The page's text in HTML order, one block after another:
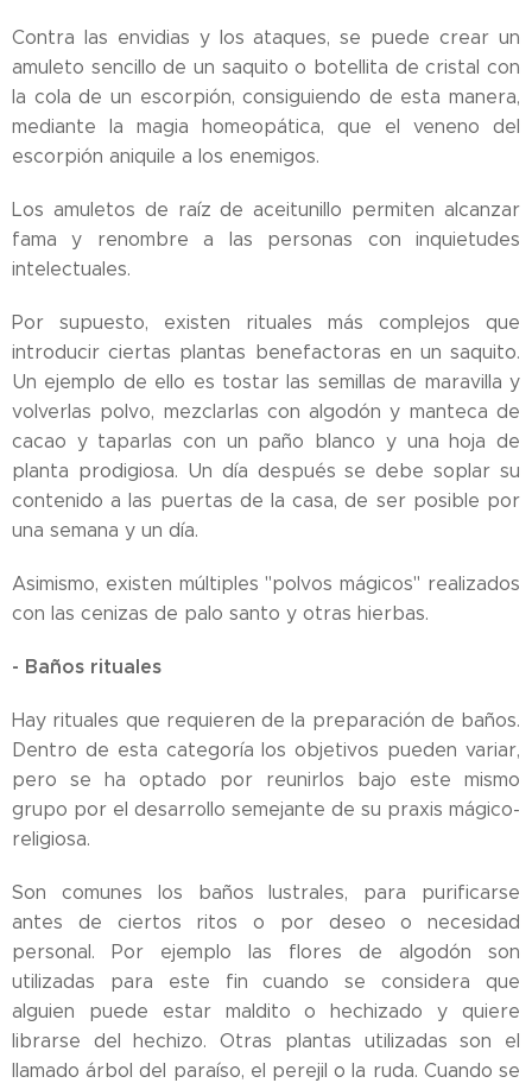
Contra las envidias y los ataques, se puede crear un
amuleto sencillo de un saquito o botellita de cristal con
la cola de un escorpión, consiguiendo de esta manera,
mediante la magia homeopática, que el veneno del
escorpión aniquile a los enemigos.
Los amuletos de raíz de aceitunillo permiten alcanzar
fama y renombre a las personas con inquietudes
intelectuales.
Por supuesto, existen rituales más complejos que
introducir ciertas plantas benefactoras en un saquito.
Un ejemplo de ello es tostar las semillas de maravilla y
volverlas polvo, mezclarlas con algodón y manteca de
cacao y taparlas con un paño blanco y una hoja de
planta prodigiosa. Un día después se debe soplar su
contenido a las puertas de la casa, de ser posible por
una semana y un día.
Asimismo, existen múltiples "polvos mágicos" realizados
con las cenizas de palo santo y otras hierbas.
- Baños rituales
Hay rituales que requieren de la preparación de baños.
Dentro de esta categoría los objetivos pueden variar,
pero se ha optado por reunirlos bajo este mismo
grupo por el desarrollo semejante de su praxis mágico-
religiosa.
Son comunes los baños lustrales, para purificarse
antes de ciertos ritos o por deseo o necesidad
personal. Por ejemplo las flores de algodón son
utilizadas para este fin cuando se considera que
alguien puede estar maldito o hechizado y quiere
librarse del hechizo. Otras plantas utilizadas son el
llamado árbol del paraíso, el perejil o la ruda. Cuando se